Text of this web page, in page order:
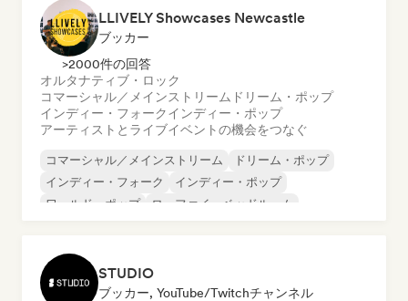
LLIVELY Showcases Newcastle
ブッカー
>2000件の回答
オルタナティブ・ロック
コマーシャル／メインストリーム ドリーム・ポップ
インディー・フォークインディー・ポップ
アーティストとライブイベントの機会をつなぐ
コマーシャル／メインストリーム
ドリーム・ポップ
インディー・フォーク
インディー・ポップ
ワールド・ポップ
ローファイ・ベッドルーム
STUDIO
ブッカー, YouTube/Twitchチャンネル